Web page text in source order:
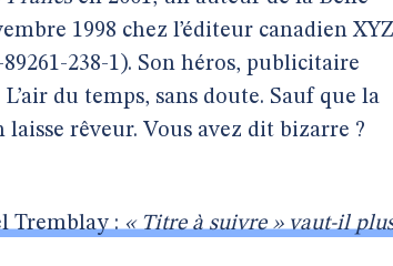
1998 chez l’éditeur canadien
238-1). Son héros, publicitaire
du temps, sans doute. Sauf que la
rêveur. Vous avez dit bizarre ?
Tremblay :« Titre à suivre » vaut-il